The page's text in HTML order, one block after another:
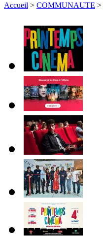
Accueil > COMMUNAUTE >